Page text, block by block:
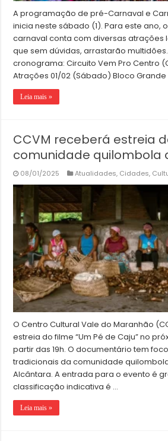
A programação de pré-Carnaval e
inicia neste sábado (1). Para este ano,
carnaval conta com diversas atrações
que sem dúvidas, arrastarão
cronograma: Circuito Vem Pro Centro
Atrações 01/02 (Sábado) Bloco Grande
Leia mais »
CCVM receberá estreia
comunidade quilombola
08/01/2025 Atualidades, Cidades,
O Centro Cultural Vale do Maranhão
estreia do filme “Um Pé de Caju” no
partir das 19h. O documentário tem
tradicionais da comunidade
Alcântara. A entrada para o evento é
classificação indicativa é …
Leia mais »